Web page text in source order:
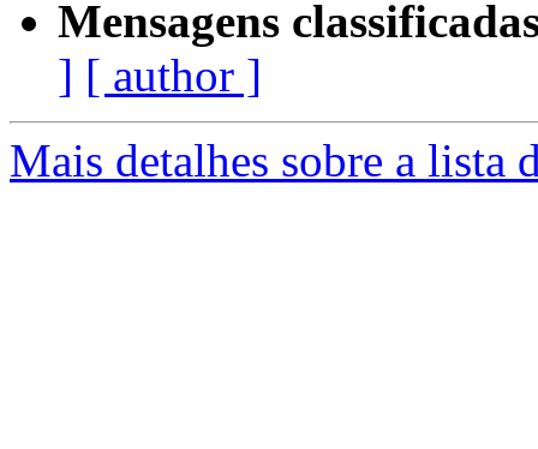
Mensagens
] [ author ]
Mais detalhes sobre a lista